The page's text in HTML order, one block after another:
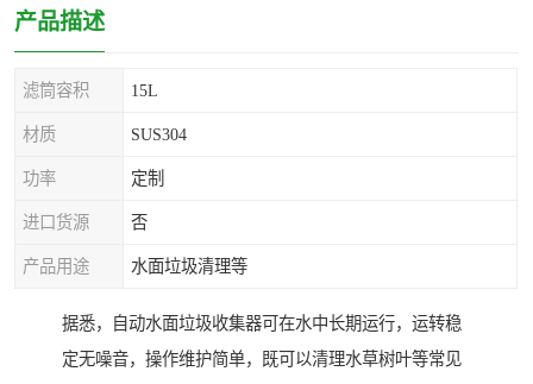
产品描述
滤筒容积 15L
材质 SUS304
功率 定制
进口货源 否
产品用途 水面垃圾清理等
据悉，自动水面垃圾收集器可在水中长期运行，运转稳
定无噪音，操作维护简单，既可以清理水草树叶等常见